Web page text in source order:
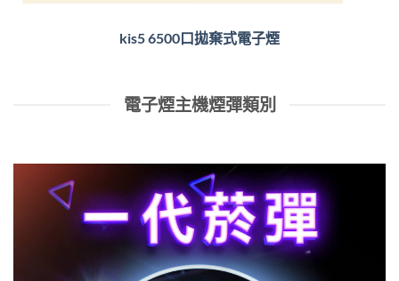
kis5 6500口拋棄式電子煙
電子煙主機煙彈類別